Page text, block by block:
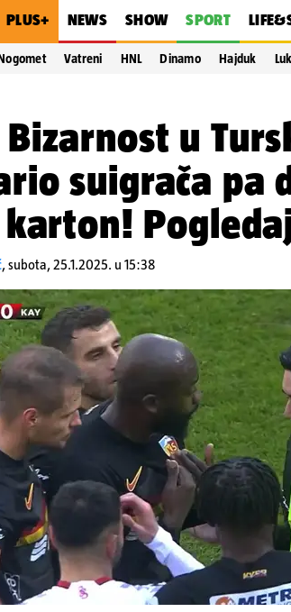
PLUS+ NEWS SHOW SPORT
Vatreni HNL Dinamo Hajduk
Bizarnost u
suigrača pa
,subota, 25.1.2025. u 15:38